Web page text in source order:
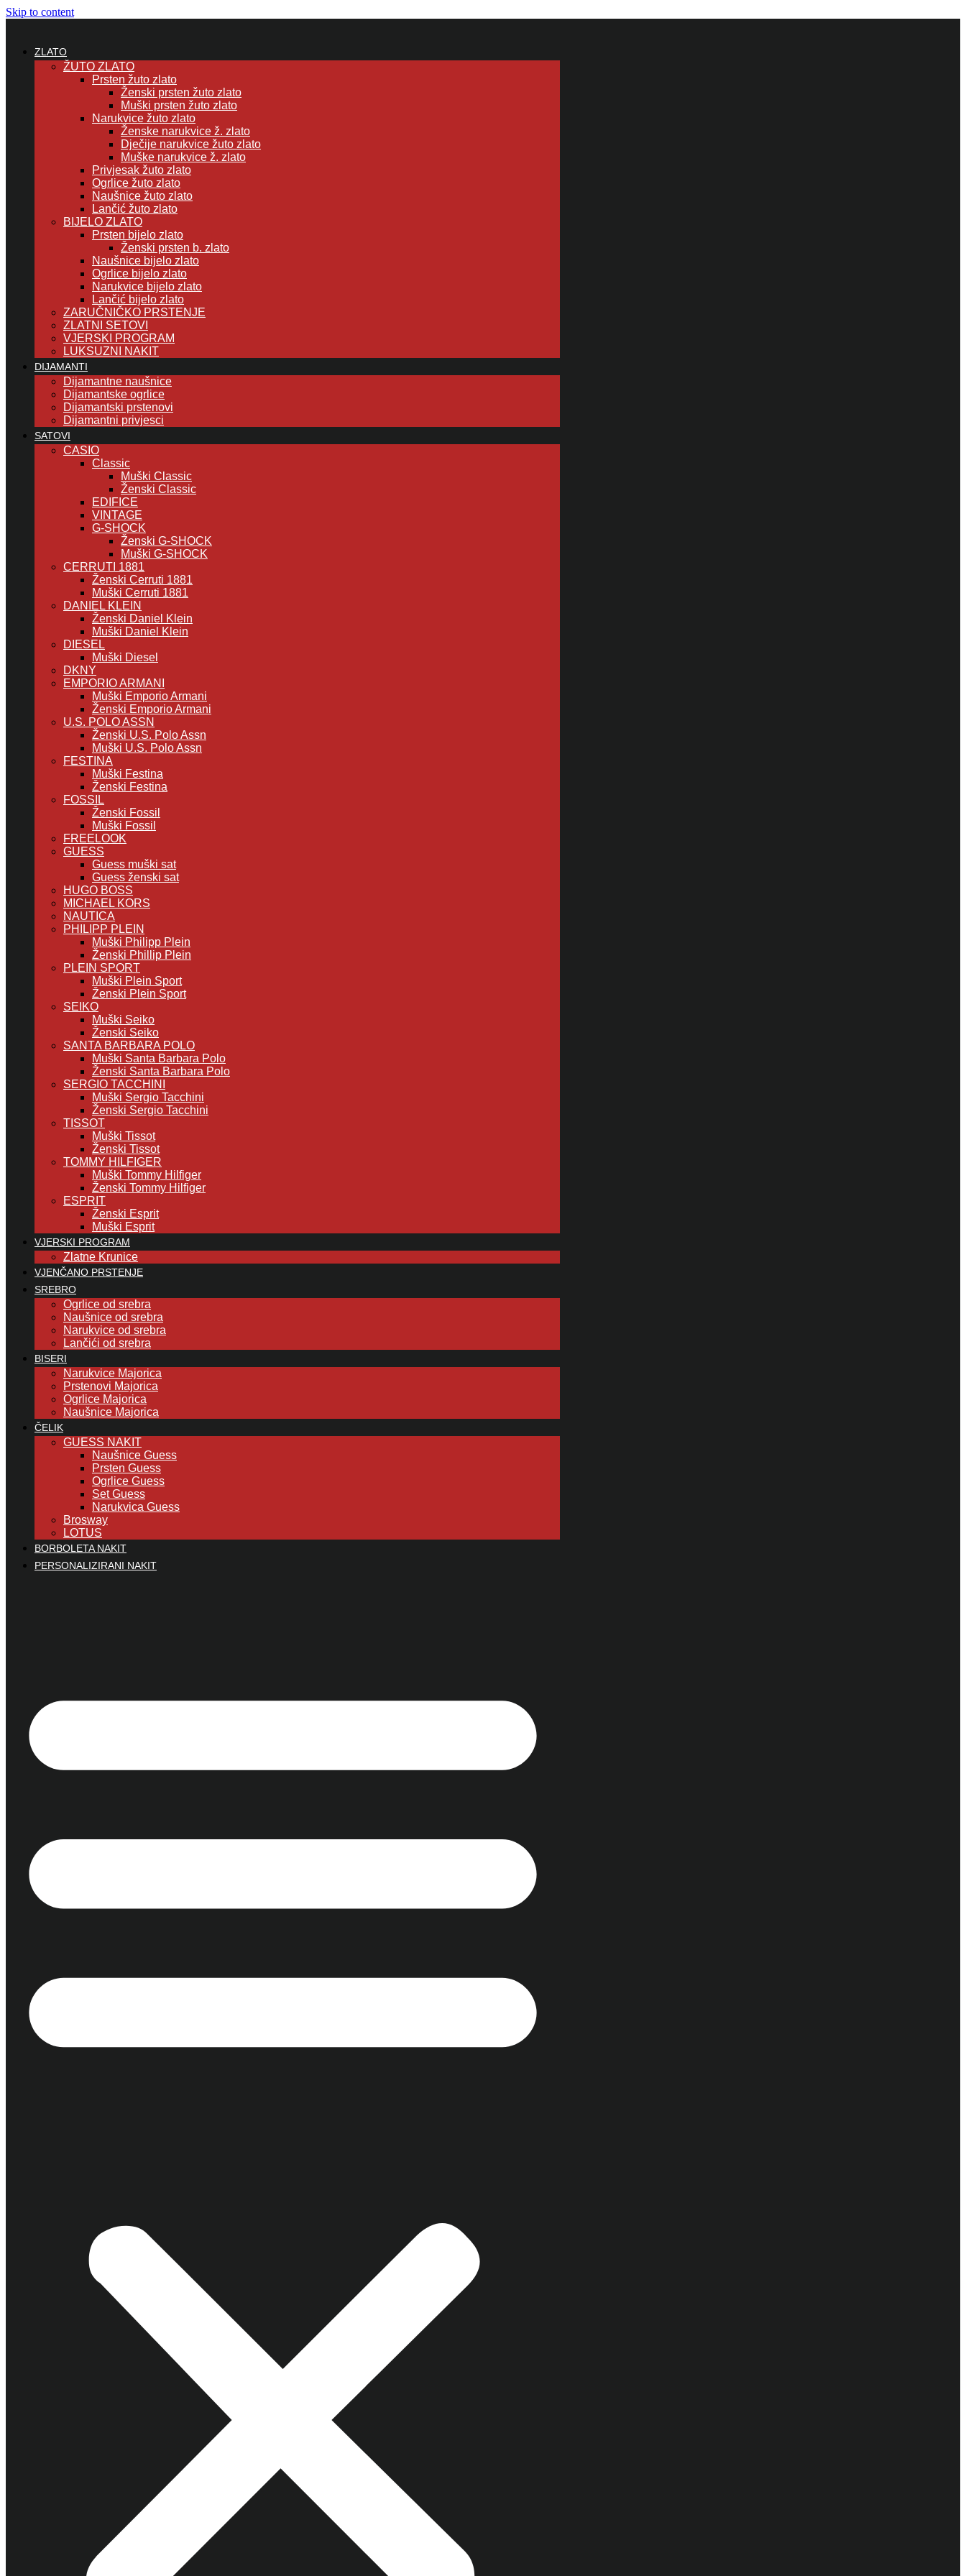
Skip to content
ZLATO
ŽUTO ZLATO
Prsten žuto zlato
Ženski prsten žuto zlato
Muški prsten žuto zlato
Narukvice žuto zlato
Ženske narukvice ž. zlato
Dječije narukvice žuto zlato
Muške narukvice ž. zlato
Privjesak žuto zlato
Ogrlice žuto zlato
Naušnice žuto zlato
Lančić žuto zlato
BIJELO ZLATO
Prsten bijelo zlato
Ženski prsten b. zlato
Naušnice bijelo zlato
Ogrlice bijelo zlato
Narukvice bijelo zlato
Lančić bijelo zlato
ZARUČNIČKO PRSTENJE
ZLATNI SETOVI
VJERSKI PROGRAM
LUKSUZNI NAKIT
DIJAMANTI
Dijamantne naušnice
Dijamantske ogrlice
Dijamantski prstenovi
Dijamantni privjesci
SATOVI
CASIO
Classic
Muški Classic
Ženski Classic
EDIFICE
VINTAGE
G-SHOCK
Ženski G-SHOCK
Muški G-SHOCK
CERRUTI 1881
Ženski Cerruti 1881
Muški Cerruti 1881
DANIEL KLEIN
Ženski Daniel Klein
Muški Daniel Klein
DIESEL
Muški Diesel
DKNY
EMPORIO ARMANI
Muški Emporio Armani
Ženski Emporio Armani
U.S. POLO ASSN
Ženski U.S. Polo Assn
Muški U.S. Polo Assn
FESTINA
Muški Festina
Ženski Festina
FOSSIL
Ženski Fossil
Muški Fossil
FREELOOK
GUESS
Guess muški sat
Guess ženski sat
HUGO BOSS
MICHAEL KORS
NAUTICA
PHILIPP PLEIN
Muški Philipp Plein
Ženski Phillip Plein
PLEIN SPORT
Muški Plein Sport
Ženski Plein Sport
SEIKO
Muški Seiko
Ženski Seiko
SANTA BARBARA POLO
Muški Santa Barbara Polo
Ženski Santa Barbara Polo
SERGIO TACCHINI
Muški Sergio Tacchini
Ženski Sergio Tacchini
TISSOT
Muški Tissot
Ženski Tissot
TOMMY HILFIGER
Muški Tommy Hilfiger
Ženski Tommy Hilfiger
ESPRIT
Ženski Esprit
Muški Esprit
VJERSKI PROGRAM
Zlatne Krunice
VJENČANO PRSTENJE
SREBRO
Ogrlice od srebra
Naušnice od srebra
Narukvice od srebra
Lančići od srebra
BISERI
Narukvice Majorica
Prstenovi Majorica
Ogrlice Majorica
Naušnice Majorica
ČELIK
GUESS NAKIT
Naušnice Guess
Prsten Guess
Ogrlice Guess
Set Guess
Narukvica Guess
Brosway
LOTUS
BORBOLETA NAKIT
PERSONALIZIRANI NAKIT